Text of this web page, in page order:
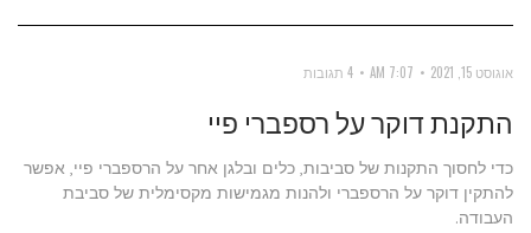
אוגוסט 15, 2021 7:07 AM 4 תגובות
התקנת דוקר על רספברי פיי
כדי לחסוך התקנות של סביבות, כלים ובלגן אחר על הרספברי פיי, אפשר
להתקין דוקר על הרספברי ולהנות מגמישות מקסימלית של סביבת
העבודה.